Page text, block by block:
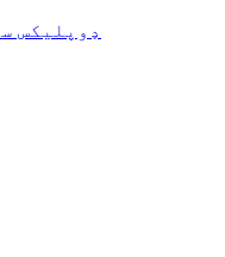
ډوپلیکس